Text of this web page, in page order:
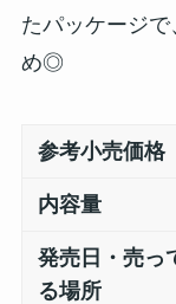
たパッケージ
め◎
参考小売価格
内容量
発売日・売っ
る場所